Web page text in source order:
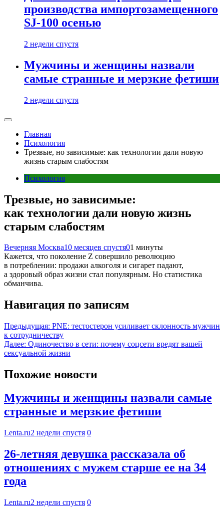
производства импортозамещенного
SJ-100 осенью
2 недели спустя
Мужчины и женщины назвали
самые странные и мерзкие фетиши
2 недели спустя
Главная
Психология
Трезвые, но зависимые: как технологии дали новую
жизнь старым слабостям
Психология
Трезвые, но зависимые:
как технологии дали новую жизнь
старым слабостям
Вечерняя Москва10 месяцев спустя01 минуты
Кажется, что поколение Z совершило революцию
в потреблении: продажи алкоголя и сигарет падают,
а здоровый образ жизни стал популярным. Но статистика
обманчива.
Навигация по записям
Предыдущая: PNE: тестостерон усиливает склонность мужчин
к сотрудничеству
Далее: Одиночество в сети: почему соцсети вредят вашей
сексуальной жизни
Похожие новости
Мужчины и женщины назвали самые
странные и мерзкие фетиши
Lenta.ru2 недели спустя 0
26-летняя девушка рассказала об
отношениях с мужем старше ее на 34
года
Lenta.ru2 недели спустя 0